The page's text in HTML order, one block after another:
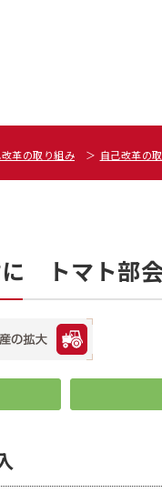
革の取り組み 自己改革の
トマト部